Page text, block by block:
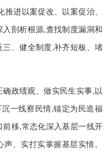
进以案促改、以案促治、
剖析根源,查找制度漏洞和
、健全制度,补齐短板、堵
政绩观、做实民生实事,以
一线察民情,锚定为民造福
移,常态化深入基层一线开
、实打实掌握基层实情。